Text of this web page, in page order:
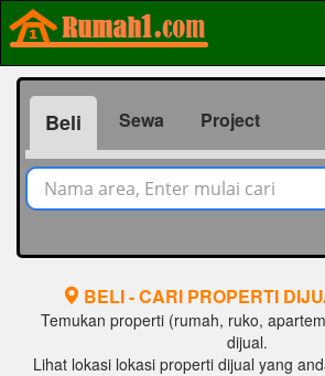
Beli Sewa Project
BELI - CARI PROPERTI
Temukan properti (rumah, ruko,
dijual.
Lihat lokasi lokasi properti dijual yang